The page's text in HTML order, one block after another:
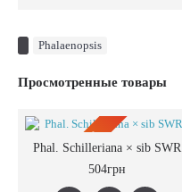
Phalaenopsis
Просмотренные товары
ПРЕДЗАКАЗ
Phal. Schilleriana × sib SWR
504грн